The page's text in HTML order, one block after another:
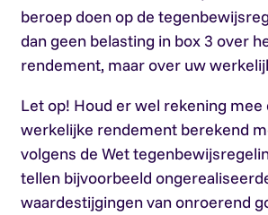
beroep doen op de
dan geen belasting in box 3 over
rendement, maar over uw
Let op! Houd er wel rekening mee
werkelijke rendement berekend
volgens de Wet
tellen bijvoorbeeld
waardestijgingen van onroerend